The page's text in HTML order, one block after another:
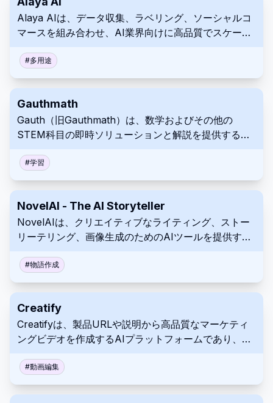
Alaya AIは、データ収集、ラベリング、ソーシャルコ
マースを組み合わせ、AI業界向けに高品質でスケーラ
バシーを保護する分散型AIデータプラットフォームで
す。
#多用途
Gauthmath
Gauth（旧Gauthmath）は、数学およびその他の
STEM科目の即時ソリューションと解説を提供するAI
ライブエキスパートチューターを使用します。
#学習
NovelAI - The AI Storyteller
NovelAIは、クリエイティブなライティング、ストー
リーテリング、画像生成のためのAIツールを提供する
なモデルを使用し、検閲はありません。
#物語作成
Creatify
Creatifyは、製品URLや説明から高品質なマーケティ
ングビデオを作成するAIプラットフォームであり、魅
#動画編集